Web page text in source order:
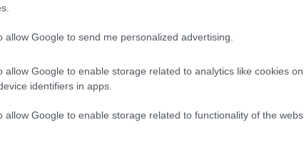
allow Google to send me personalized advertising.
allow Google to enable storage related to analytics like cookies on
identifiers in apps.
allow Google to enable storage related to functionality of the
η ποσότητα του φαγητού [μελέτη]
φάρμακο για τη ναρκοληψία